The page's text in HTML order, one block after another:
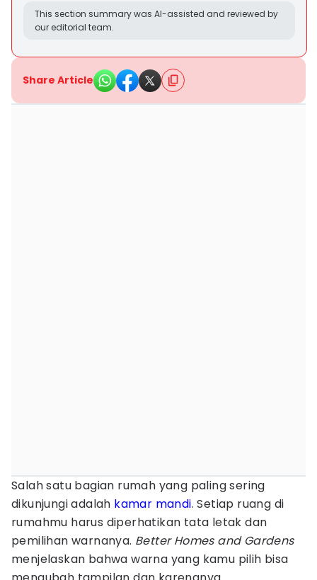
This section summary was AI-assisted and reviewed by
our editorial team.
Share Article
Salah satu bagian rumah yang paling sering
dikunjungi adalah kamar mandi. Setiap ruang di
rumahmu harus diperhatikan tata letak dan
pemilihan warnanya. Better Homes and Gardens
menjelaskan bahwa warna yang kamu pilih bisa